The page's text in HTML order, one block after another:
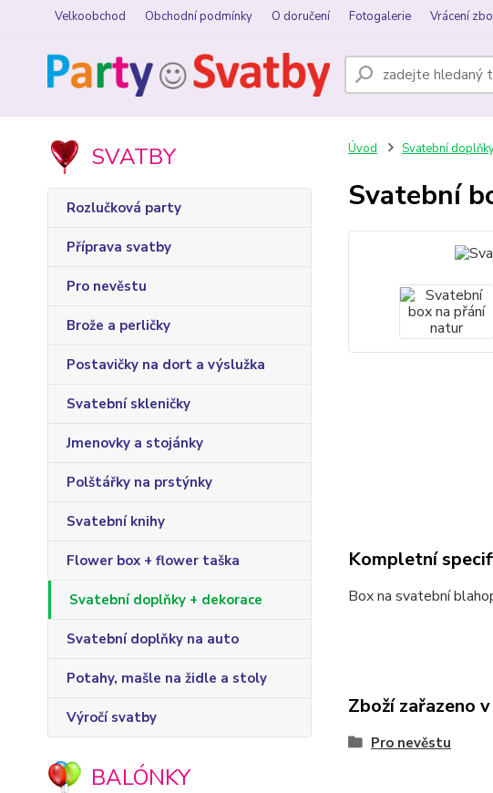
Velkoobchod Obchodní podmínky O doručení Fotogalerie Vrácení
SVATBY
Rozlučková party
Příprava svatby
Pro nevěstu
Brože a perličky
Postavičky na dort a výslužka
Svatební skleničky
Jmenovky a stojánky
Polštářky na prstýnky
Svatební knihy
Flower box + flower taška
Svatební doplňky + dekorace
Svatební doplňky na auto
Potahy, mašle na židle a stoly
Výročí svatby
BALÓNKY
Úvod Svatební
Svatební
Kompletní
Box na svatební
Zboží zařazeno
Pro nevěstu